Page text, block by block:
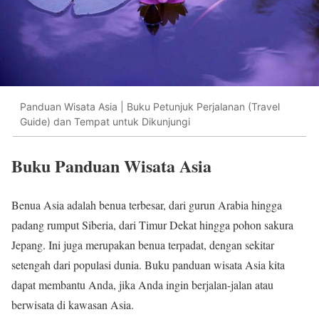
Panduan Wisata Asia | Buku Petunjuk Perjalanan (Travel
Guide) dan Tempat untuk Dikunjungi
Buku Panduan Wisata Asia
Benua Asia adalah benua terbesar, dari gurun Arabia hingga
padang rumput Siberia, dari Timur Dekat hingga pohon sakura
Jepang. Ini juga merupakan benua terpadat, dengan sekitar
setengah dari populasi dunia. Buku panduan wisata Asia kita
dapat membantu Anda, jika Anda ingin berjalan-jalan atau
berwisata di kawasan Asia.